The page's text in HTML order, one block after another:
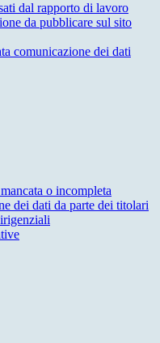
dal rapporto di lavoro
da pubblicare sul sito
comunicazione dei dati
o incompleta
dei dati da parte dei titolari